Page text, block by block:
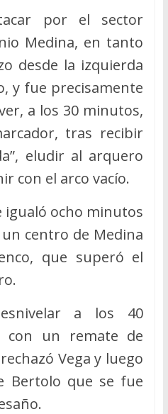
por el sector
Medina, en tanto
desde la izquierda
y fue precisamente
a los 30 minutos,
tras recibir
eludir al arquero
con el arco vacío.
igualó ocho minutos
centro de Medina
que superó el
a los 40
con un remate de
Vega y luego
Bertolo que se fue